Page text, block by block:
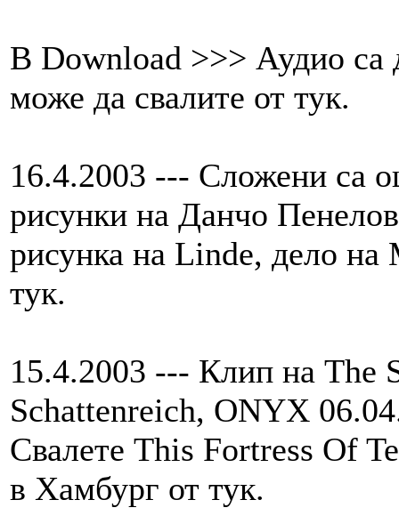
В Download >>> Аудио са
може да свалите от тук.
16.4.2003 --- Сложени са
рисунки на Данчо
рисунка на Linde, дело
тук.
15.4.2003 --- Клип на The
Schattenreich, ONYX
Свалете This Fortress Of
в Хамбург от тук.